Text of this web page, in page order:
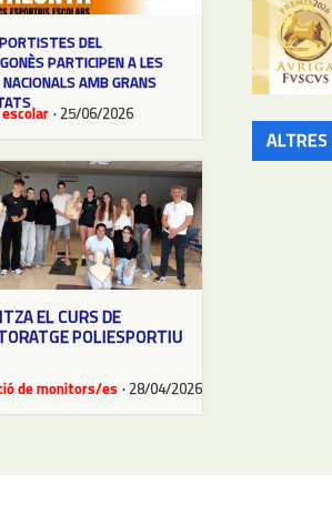
DEL
PARTICIPEN A LES
AMB GRANS
· 25/06/2026
EL CURS DE
POLIESPORTIU
de monitors/es· 28/04/2026